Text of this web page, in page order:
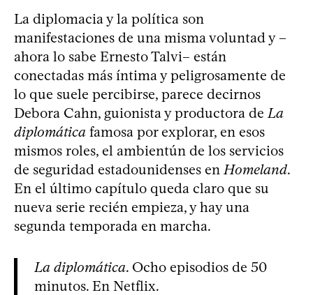
La diplomacia y la política son
manifestaciones de una misma voluntad y –
ahora lo sabe Ernesto Talvi– están
conectadas más íntima y peligrosamente de
lo que suele percibirse, parece decirnos
Debora Cahn, guionista y productora deLa
diplomática famosa por explorar, en esos
mismos roles, el ambientún de los servicios
de seguridad estadounidenses enHomeland.
En el último capítulo queda claro que su
nueva serie recién empieza, y hay una
segunda temporada en marcha.
La diplomática. Ocho episodios de 50
minutos. En Netflix.